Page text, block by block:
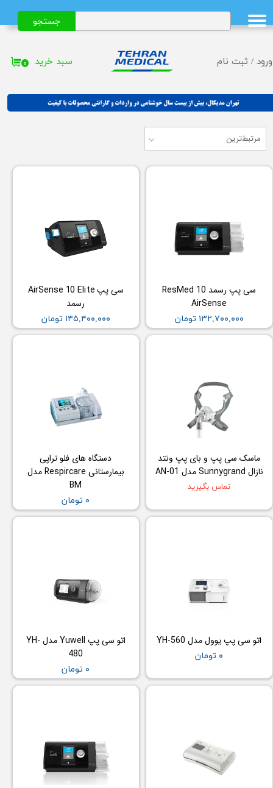
ورود / ثبت نام
حساب کاربری من
تغییر گذر واژه
خروج از حساب کاربری
جستجو
۰ سبد خرید
مرتبط‌ترین
سی پپ رسمد ResMed 10
AirSense
۱۳۲,۷۰۰,۰۰۰ تومان
سی پپ AirSense 10 Elite
رسمد
۱۴۵,۴۰۰,۰۰۰ تومان
ماسک سی پپ و بای پپ ونتد
نازال Sunnygrand مدل AN-01
تماس بگیرید
دستگاه های فلو تراپی
بیمارستانی Respircare مدل
BM
۰ تومان
اتو سی پپ یوول مدل YH-560
۰ تومان
اتو سی پپ Yuwell مدل YH-
480
۰ تومان